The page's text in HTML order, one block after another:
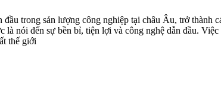
trong sản lượng công nghiệp tại châu Âu, trở thành
nói đến sự bền bỉ, tiện lợi và công nghệ dẫn đầu.
thế giới